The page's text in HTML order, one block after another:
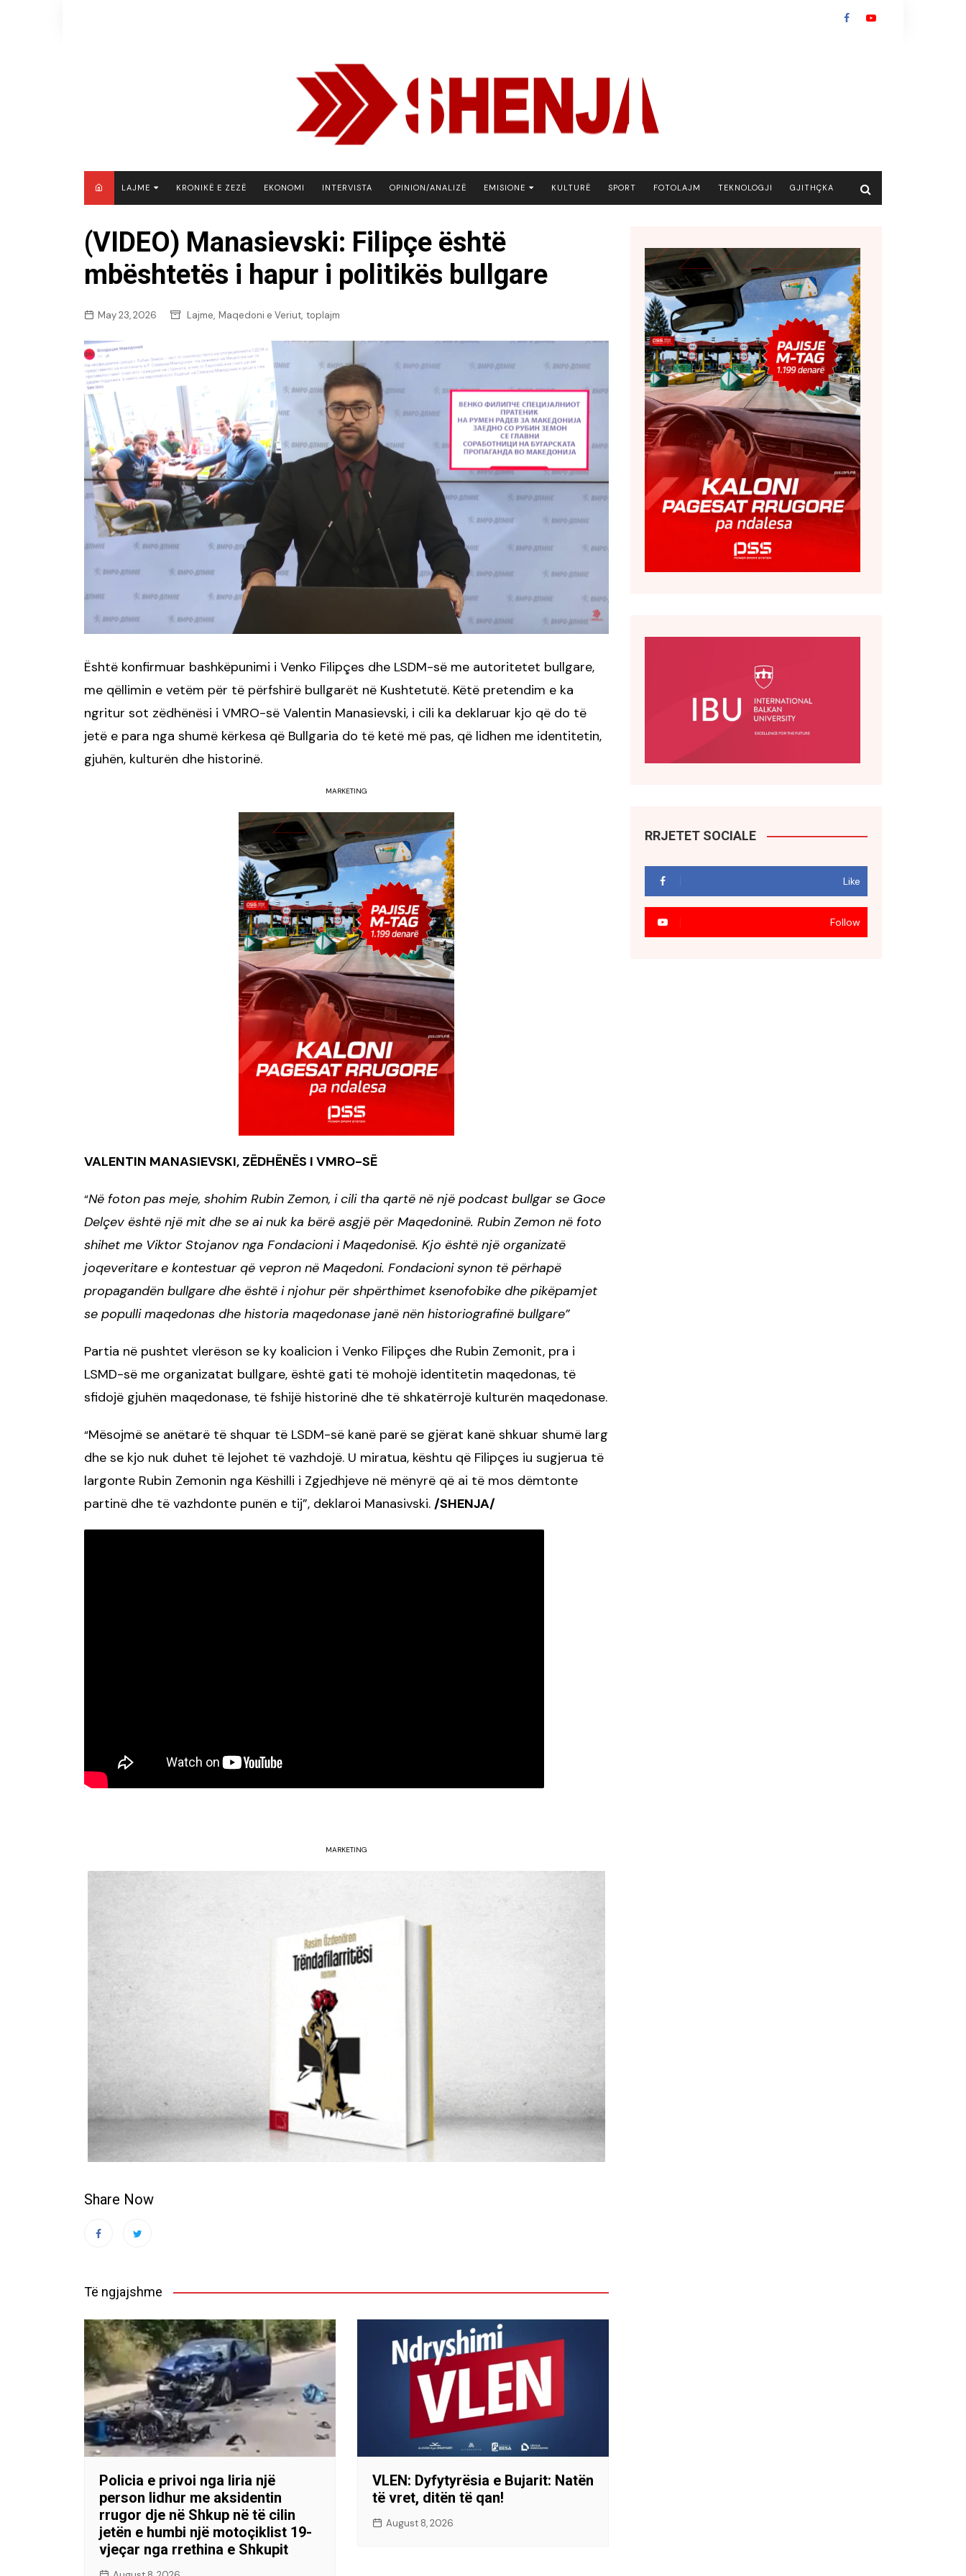
LAJME
KOSOVË
SHQIPËRI
BOTË
KRONIKË E ZEZË EKONOMI INTERVISTA OPINION/ANALIZË EMISIONE
BOTA NE FOKUS
EKONOMIKS
EMISION DEBATIV
KONAKU
KU E KISHIM FJALEN
LIGJERATE FETARE
PARADITE ME NE
PIKËPAMJE
RECETA E DITES
RELAKS
RETRO JAVORE
KULTURË SPORT FOTOLAJM TEKNOLOGJI GJITHÇKA
(VIDEO) Manasievski: Filipçe është
mbështetës i hapur i politikës bullgare
May 23, 2026 Lajme, Maqedoni e Veriut, toplajm
Është konfirmuar bashkëpunimi i Venko Filipçes dhe LSDM-së me autoritetet bullgare,
me qëllimin e vetëm për të përfshirë bullgarët në Kushtetutë. Këtë pretendim e ka
ngritur sot zëdhënësi i VMRO-së Valentin Manasievski, i cili ka deklaruar kjo që do të
jetë e para nga shumë kërkesa që Bullgaria do të ketë më pas, që lidhen me identitetin,
gjuhën, kulturën dhe historinë.
MARKETING
VALENTIN MANASIEVSKI, ZËDHËNËS I VMRO-SË
“Në foton pas meje, shohim Rubin Zemon, i cili tha qartë në një podcast bullgar se Goce
Delçev është një mit dhe se ai nuk ka bërë asgjë për Maqedoninë. Rubin Zemon në foto
shihet me Viktor Stojanov nga Fondacioni i Maqedonisë. Kjo është një organizatë
joqeveritare e kontestuar që vepron në Maqedoni. Fondacioni synon të përhapë
propagandën bullgare dhe është i njohur për shpërthimet ksenofobike dhe pikëpamjet
se populli maqedonas dhe historia maqedonase janë nën historiografinë bullgare”
Partia në pushtet vlerëson se ky koalicion i Venko Filipçes dhe Rubin Zemonit, pra i
LSMD-së me organizatat bullgare, është gati të mohojë identitetin maqedonas, të
sfidojë gjuhën maqedonase, të fshijë historinë dhe të shkatërrojë kulturën maqedonase.
“Mësojmë se anëtarë të shquar të LSDM-së kanë parë se gjërat kanë shkuar shumë larg
dhe se kjo nuk duhet të lejohet të vazhdojë. U miratua, kështu që Filipçes iu sugjerua të
largonte Rubin Zemonin nga Këshilli i Zgjedhjeve në mënyrë që ai të mos dëmtonte
partinë dhe të vazhdonte punën e tij”, deklaroi Manasivski. /SHENJA/
MARKETING
Share Now
Të ngjajshme
Policia e privoi nga liria një
person lidhur me aksidentin
rrugor dje në Shkup në të cilin
jetën e humbi një motoçiklist 19-
vjeçar nga rrethina e Shkupit
VLEN: Dyfytyrësia e Bujarit: Natën
të vret, ditën të qan!
August 8, 2026
RRJETET SOCIALE
Like
Follow